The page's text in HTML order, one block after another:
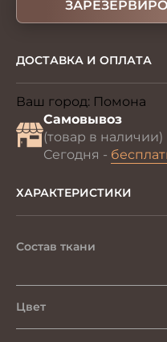
ДОСТАВКА И ОПЛАТА
Ваш город: Помона
Самовывоз
(товар в наличии)
Сегодня -
ХАРАКТЕРИСТИКИ
Состав ткани
Цвет